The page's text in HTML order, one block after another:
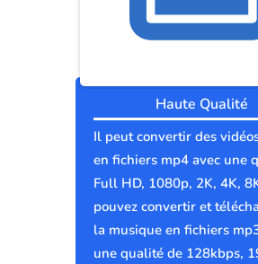
Haute Qualité
Il peut convertir des
en fichiers mp4 avec une
Full HD, 1080p, 2K, 4K,
pouvez convertir et
la musique en fichiers
une qualité de 128kbps,